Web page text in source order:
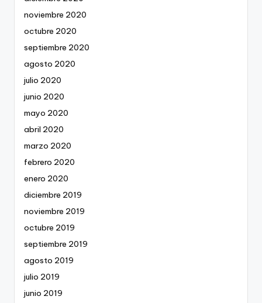
noviembre 2020
octubre 2020
septiembre 2020
agosto 2020
julio 2020
junio 2020
mayo 2020
abril 2020
marzo 2020
febrero 2020
enero 2020
diciembre 2019
noviembre 2019
octubre 2019
septiembre 2019
agosto 2019
julio 2019
junio 2019